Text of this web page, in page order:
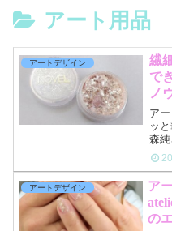
アート用品
アートデザイン
繊
で
ノ
ー
ア
ッ
森純
紹
発
ー
ッ
アートデザイン
ア
の